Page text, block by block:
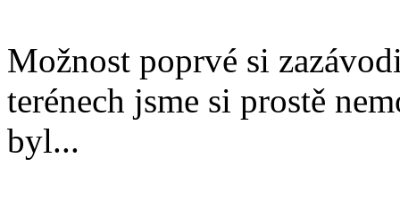
Možnost poprvé si
terénech jsme si prostě
byl...